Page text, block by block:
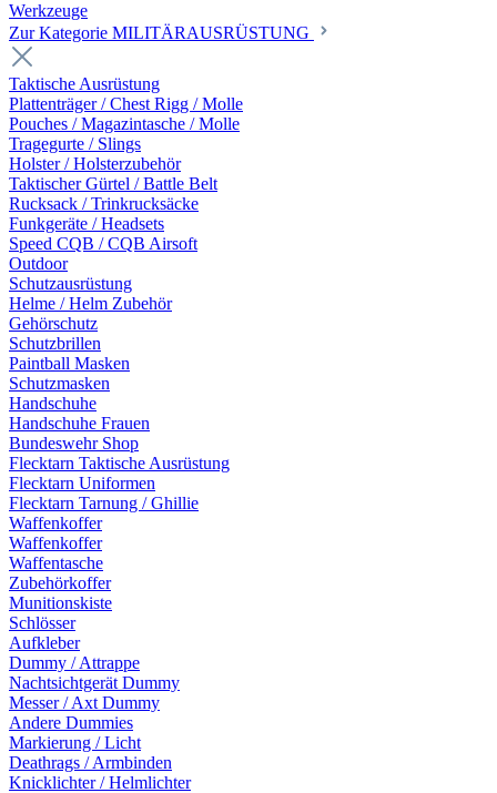
Werkzeuge
Zur Kategorie MILITÄRAUSRÜSTUNG
Taktische Ausrüstung
Plattenträger / Chest Rigg / Molle
Pouches / Magazintasche / Molle
Tragegurte / Slings
Holster / Holsterzubehör
Taktischer Gürtel / Battle Belt
Rucksack / Trinkrucksäcke
Funkgeräte / Headsets
Speed CQB / CQB Airsoft
Outdoor
Schutzausrüstung
Helme / Helm Zubehör
Gehörschutz
Schutzbrillen
Paintball Masken
Schutzmasken
Handschuhe
Handschuhe Frauen
Bundeswehr Shop
Flecktarn Taktische Ausrüstung
Flecktarn Uniformen
Flecktarn Tarnung / Ghillie
Waffenkoffer
Waffenkoffer
Waffentasche
Zubehörkoffer
Munitionskiste
Schlösser
Aufkleber
Dummy / Attrappe
Nachtsichtgerät Dummy
Messer / Axt Dummy
Andere Dummies
Markierung / Licht
Deathrags / Armbinden
Knicklichter / Helmlichter